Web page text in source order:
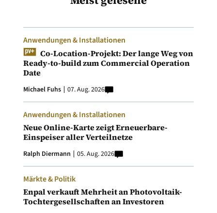
Anwendungen & Installationen
Co-Location-Projekt: Der lange Weg von
Ready-to-build zum Commercial Operation
Date
Michael Fuhs 07. Aug. 2026
Anwendungen & Installationen
Neue Online-Karte zeigt Erneuerbare-
Einspeiser aller Verteilnetze
Ralph Diermann 05. Aug. 2026
Märkte & Politik
Enpal verkauft Mehrheit an Photovoltaik-
Tochtergesellschaften an Investoren